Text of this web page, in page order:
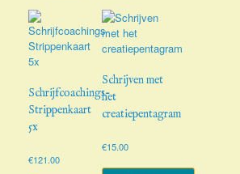
Schrijfcoachings-
Strippenkaart
5x
€121.00
Schrijven met
het
creatiepentagram
€15.00